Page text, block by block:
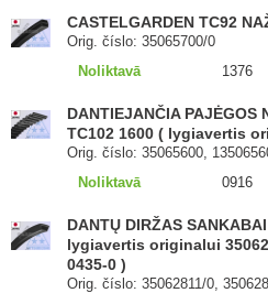
CASTELGARDEN TC92
Orig. číslo: 35065700/0
Noliktavā
1376
DANTIEJANČIA PAJĖGOS
TC102 1600 ( lygiavertis
Orig. číslo: 35065600,
Noliktavā
0916
DANTŲ DIRŽAS
lygiavertis originalui
0435-0 )
Orig. číslo: 35062811/0,